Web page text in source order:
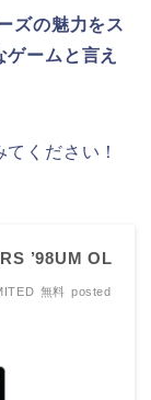
ズの魅力をス
ームと言え
ください！
’98UM OL
無料 posted